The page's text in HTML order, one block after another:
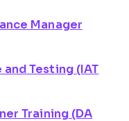
Manager
Testing (IAT
Training (DA